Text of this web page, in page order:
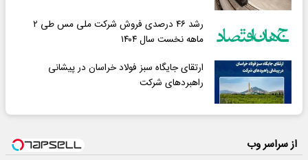
رشد ۴۶ درصدی فروش شرکت ملی مس طی ۲
ماهه نخست سال ۱۴۰۴
ارتقای جایگاه سبز فولاد خراسان در پیشانی
راهبردهای شرکت
از سراسر وب